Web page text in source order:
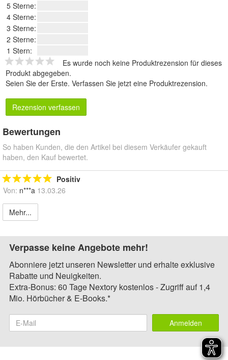
5 Sterne:
4 Sterne:
3 Sterne:
2 Sterne:
1 Stern:
Es wurde noch keine Produktrezension für dieses
Produkt abgegeben.
Seien Sie der Erste. Verfassen Sie jetzt eine Produktrezension.
Rezension verfassen
Bewertungen
So haben Kunden, die den Artikel bei diesem Verkäufer gekauft
haben, den Kauf bewertet.
Positiv
Von: n***a 13.03.26
Mehr...
Verpasse keine Angebote mehr!
Abonniere jetzt unseren Newsletter und erhalte exklusive
Rabatte und Neuigkeiten.
Extra-Bonus: 60 Tage Nextory kostenlos - Zugriff auf 1,4
Mio. Hörbücher & E-Books.*
Anmelden